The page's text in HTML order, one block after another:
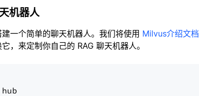
机器人
一个简单的聊天机器人。我们将使用 Milvus介绍文档
，来定制你自己的 RAG 聊天机器人。